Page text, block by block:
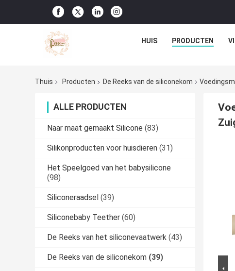
HUIS PRODUCTEN
Thuis Producten De Reeks van de siliconekom
ALLE PRODUCTEN
Naar maat gemaakt Silicone (83)
Silikonproducten voor huisdieren (31)
Het Speelgoed van het babysilicone
(98)
Siliconeraadsel (39)
Siliconebaby Teether (60)
De Reeks van het siliconevaatwerk (43)
De Reeks van de siliconekom (39)